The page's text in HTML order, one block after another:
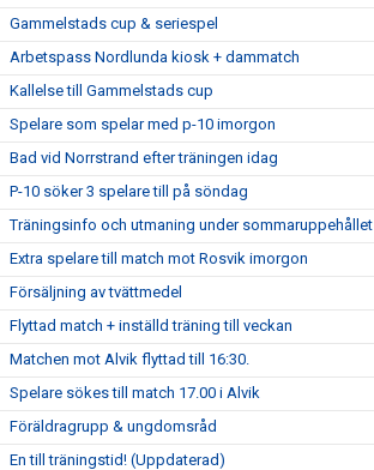
Gammelstads cup & seriespel
Arbetspass Nordlunda kiosk + dammatch
Kallelse till Gammelstads cup
Spelare som spelar med p-10 imorgon
Bad vid Norrstrand efter träningen idag
P-10 söker 3 spelare till på söndag
Träningsinfo och utmaning under sommaruppehållet
Extra spelare till match mot Rosvik imorgon
Försäljning av tvättmedel
Flyttad match + inställd träning till veckan
Matchen mot Alvik flyttad till 16:30.
Spelare sökes till match 17.00 i Alvik
Föräldragrupp & ungdomsråd
En till träningstid! (Uppdaterad)